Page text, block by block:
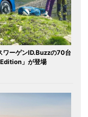
ワーゲンID.Buzzの70台
」が登場